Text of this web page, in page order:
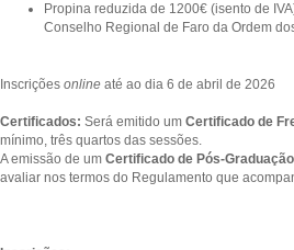
Propina reduzida de 1200€ (isento de
Conselho Regional de Faro da Ordem
Inscrições online até ao dia 6 de abril de 2026
Certificados: Será emitido um Certificado de
mínimo, três quartos das sessões.
A emissão de um Certificado de Pós-Graduação
avaliar nos termos do Regulamento que